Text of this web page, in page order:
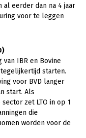
eerder dan na 4 jaar
voor te leggen
IBR en Bovine
starten.
voor BVD langer
start. Als
zet LTO in op 1
die
worden voor de